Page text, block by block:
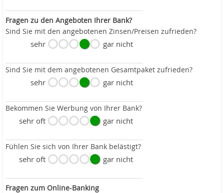
Fragen zu den Angeboten Ihrer Bank?
Sind Sie mit den angebotenen Zinsen/Preisen zufrieden?
sehr gar nicht
Sind Sie mit dem angebotenen Gesamtpaket zufrieden?
sehr gar nicht
Bekommen Sie Werbung von Ihrer Bank?
sehr oft gar nicht
Fühlen Sie sich von Ihrer Bank belästigt?
sehr oft gar nicht
Fragen zum Online-Banking